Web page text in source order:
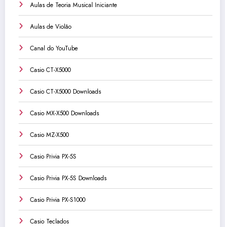
Aulas de Teoria Musical Iniciante
Aulas de Violão
Canal do YouTube
Casio CT-X5000
Casio CT-X5000 Downloads
Casio MX-X500 Downloads
Casio MZ-X500
Casio Privia PX-5S
Casio Privia PX-5S Downloads
Casio Privia PX-S1000
Casio Teclados